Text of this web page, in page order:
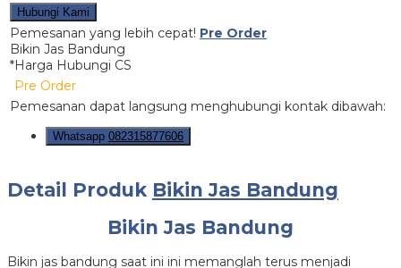
Hubungi Kami
Pemesanan yang lebih cepat! Pre Order
Bikin Jas Bandung
*Harga Hubungi CS
Pre Order
Pemesanan dapat langsung menghubungi kontak dibawah:
Whatsapp 082315877606
Detail Produk Bikin Jas Bandung
Bikin Jas Bandung
Bikin jas bandung saat ini ini memanglah terus menjadi